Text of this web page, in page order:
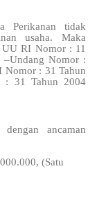
Perikanan tidak
usaha. Maka
UU RI Nomor : 11
–Undang Nomor :
Nomor : 31 Tahun
: 31 Tahun 2004
ancaman
(Satu